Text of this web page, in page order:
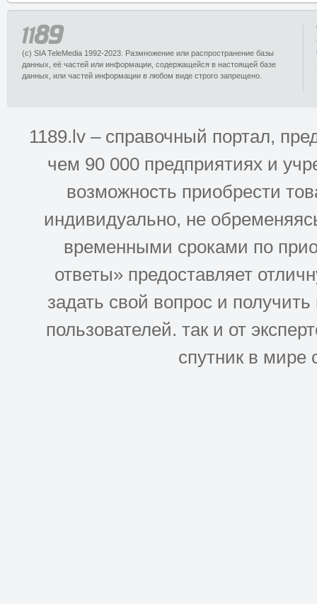
(c) SIA TeleMedia 1992-2023. Размножение или распространение базы
данных, её частей или информации, содержащейся в настоящей базе
данных, или частей информации в любом виде строго запрещено.
1189.lv – справочный портал,
чем 90 000 предприятиях и
возможность приобрести
индивидуально, не
временными сроками по
ответы» предоставляет
задать свой вопрос и
пользователей. так и от
спутник в